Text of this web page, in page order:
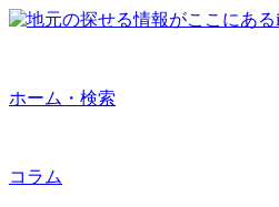
ホーム・検索
コラム